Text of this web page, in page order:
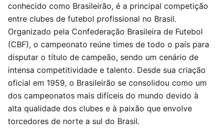
conhecido como Brasileirão, é a principal competição
entre clubes de futebol profissional no Brasil.
Organizado pela Confederação Brasileira de Futebol
(CBF), o campeonato reúne times de todo o país para
disputar o título de campeão, sendo um cenário de
intensa competitividade e talento. Desde sua criação
oficial em 1959, o Brasileirão se consolidou como um
dos campeonatos mais difíceis do mundo devido à
alta qualidade dos clubes e à paixão que envolve
torcedores de norte a sul do Brasil.